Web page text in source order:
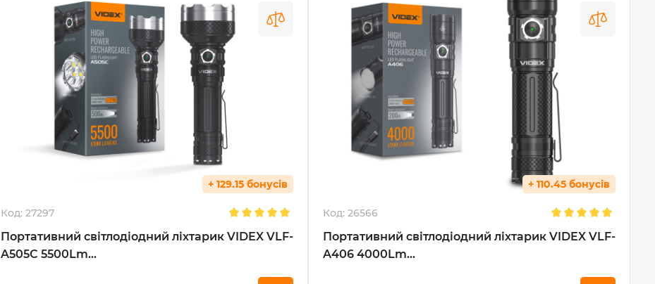
+ 129.15 бонусів
Код: 27297
Портативний світлодіодний ліхтарик VIDEX VLF-
A505C 5500Lm...
+ 110.45 бонусів
Код: 26566
Портативний світлодіодний ліхтарик VIDEX VLF-
A406 4000Lm...